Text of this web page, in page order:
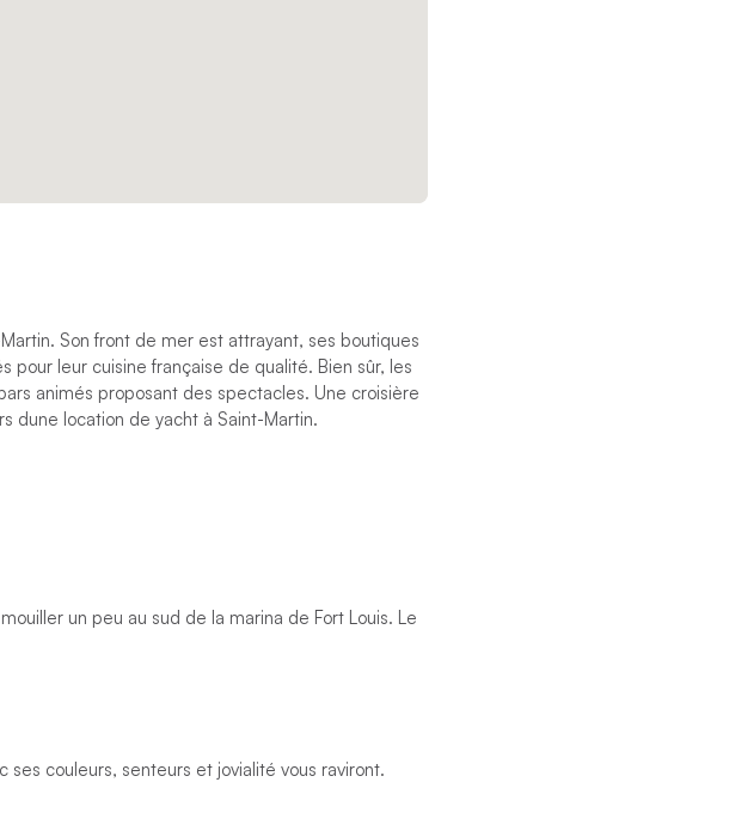
Son front de mer est attrayant, ses boutiques
leur cuisine française de qualité. Bien sûr, les
animés proposant des spectacles. Une croisière
dune location de yacht à Saint-Martin.
un peu au sud de la marina de Fort Louis. Le
couleurs, senteurs et jovialité vous raviront.